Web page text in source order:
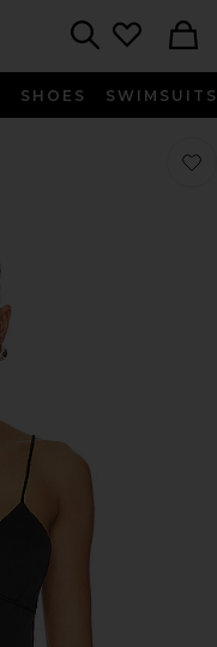
SHOES SWIMSUITS